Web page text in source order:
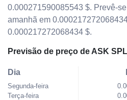
0.000271590085543 $. Prevê-
amanhã em
0.000217272068434 $.
Previsão de preço de ASK
Dia
Segunda-feira
Terça-feira